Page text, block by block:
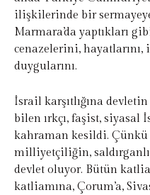
ilişkilerinde bir
Marmara’da yaptıkları
cenazelerini, hayatlarını,
duygularını.
İsrail karşıtlığına
bilen ırkçı, faşist, siyasal
kahraman kesildi. Çünkü
milliyetçiliğin,
devlet oluyor. Bütün
katliamına, Çorum’a,